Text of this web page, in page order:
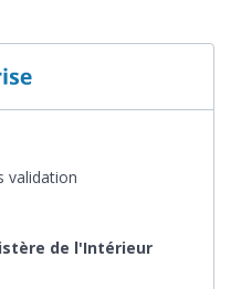
validation
de l'Intérieur